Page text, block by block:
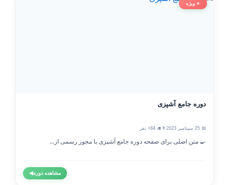
⭐ ویژه
دوره جامع آشپزی
📅 25 سپتامبر 2023 👨‍🎓 84+ نفر
🍳 متن اصلی برای صفحه دوره جامع آشپزی با مجوز رسمی از...
مشاهده دوره◀